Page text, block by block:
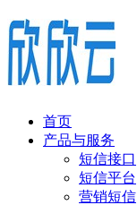
首页
产品与服务
短信接口
短信平台
营销短信